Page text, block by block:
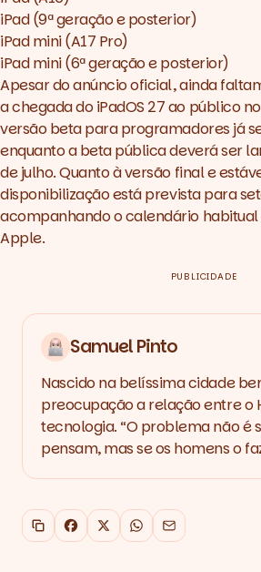
iPad (9ª geração e posterior)
iPad mini (A17 Pro)
iPad mini (6ª geração e posterior)
Apesar do anúncio oficial, ainda
a chegada do iPadOS 27 ao público
versão beta para programadores já
enquanto a beta pública deverá ser
de julho. Quanto à versão final e
disponibilização está prevista para
acompanhando o calendário
Apple.
PUBLICIDADE
Samuel Pinto
Nascido na belíssima cidade
preocupação a relação entre o
tecnologia. “O problema não é
pensam, mas se os homens o
Copiar link
Facebook
X WhatsApp
Email